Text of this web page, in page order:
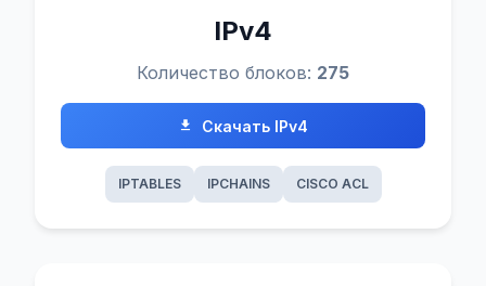
IPv4
Количество блоков: 275
Скачать IPv4
IPTABLES IPCHAINS CISCO ACL